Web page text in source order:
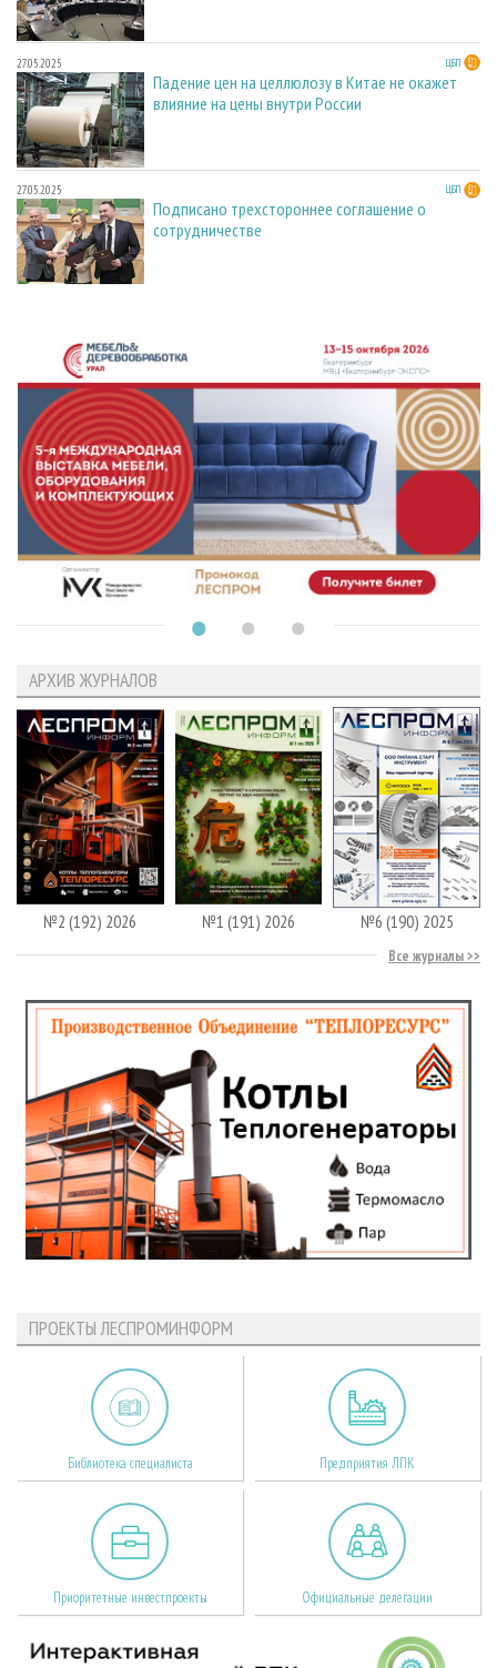
27.05.2025 ЦБП
Падение цен на целлюлозу в Китае не окажет
влияние на цены внутри России
27.05.2025 ЦБП
Подписано трехстороннее соглашение о
сотрудничестве
АРХИВ ЖУРНАЛОВ
№2 (192) 2026 №1 (191) 2026 №6 (190) 2025
Все журналы
ПРОЕКТЫ ЛЕСПРОМИНФОРМ
Библиотека специалиста Предприятия ЛПК
Приоритетные инвестпроекты Официальные делегации